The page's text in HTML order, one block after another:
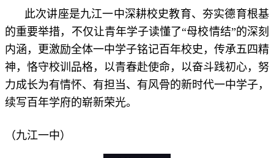
此次讲座是九江一中深耕校史教育、夯实德育根基
的重要举措，不仅让青年学子读懂了“母校情结”的深刻
内涵，更激励全体一中学子铭记百年校史，传承五四精
神，恪守校训品格，以青春赴使命，以奋斗践初心，努
力成长为有情怀、有担当、有风骨的新时代一中学子，
续写百年学府的崭新荣光。
（九江一中）